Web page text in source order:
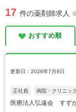
17 件の薬剤師求人
おすすめ順
更新日：2026年7月9日
正社員 病院・クリニック
医療法人弘遠会 すず